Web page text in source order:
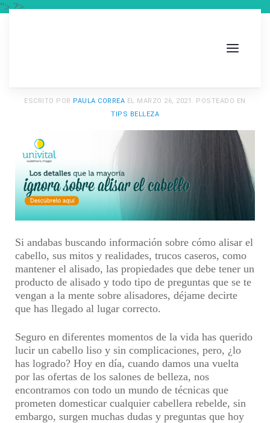
"> ?>
ESCRITO POR PAULA CORREA EL MARZO 26, 2021 . POSTEADO EN
TIPS BELLEZA
Si andabas buscando información sobre cómo alisar el
cabello, sus mitos y realidades, trucos caseros, como
mantener el alisado, las propiedades que debe tener un
producto de alisado y todo tipo de preguntas que se te
vengan a la mente sobre alisadores, déjame decirte
que has llegado al lugar correcto.
Seguro en diferentes momentos de la vida has querido
lucir un cabello liso y sin complicaciones, pero, ¿lo
has logrado? Hoy en día, cuando damos una vuelta
por las ofertas de los salones de belleza, nos
encontramos con todo un mundo de técnicas que
prometen domesticar cualquier cabellera rebelde, sin
embargo, surgen muchas dudas y preguntas que hoy